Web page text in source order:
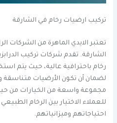
تركيب ارضيات رخام في الشارقة
تعتبر الايدي الماهرة من الشركات
الشارقة. تقدم شركات تركيب
رخام باحترافية عالية، حيث يتم
لضمان أن تكون الأرضيات متناسقة
مجموعة واسعة من الخيارات من
للعملاء الاختيار بين الرخام
احتياجاتهم وميزانياتهم.